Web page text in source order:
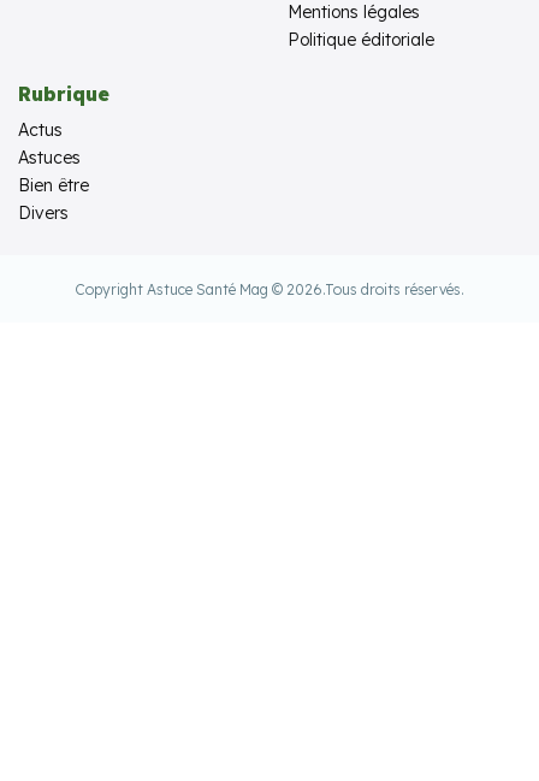
Mentions légales
Politique éditoriale
Rubrique
Actus
Astuces
Bien être
Divers
Copyright Astuce Santé Mag © 2026.Tous droits réservés.